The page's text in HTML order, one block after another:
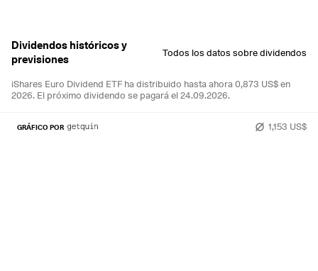
Dividendos históricos y
previsiones
Todos los datos sobre dividendos
iShares Euro Dividend ETF ha distribuido hasta ahora 0,873 US$ en
2026. El próximo dividendo se pagará el 24.09.2026.
1,153 US$
GRÁFICO POR